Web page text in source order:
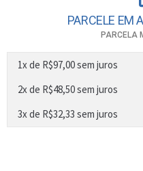
PARCELE EM
PARCELA
1x de R$97,00sem juros
2x de R$48,50sem juros
3x de R$32,33 sem juros